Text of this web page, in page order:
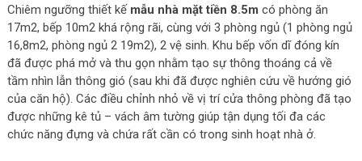
Chiêm ngưỡng thiết kế mẫu nhà mặt tiền 8.5m có phòng ăn
17m2, bếp 10m2 khá rộng rãi, cùng với 3 phòng ngủ (1 phòng ngủ
16,8m2, phòng ngủ 2 19m2), 2 vệ sinh. Khu bếp vốn dĩ đóng kín
đã được phá mở và thu gọn nhằm tạo sự thông thoáng cả về
tầm nhìn lẫn thông gió (sau khi đã được nghiên cứu về hướng gió
của căn hộ). Các điều chỉnh nhỏ về vị trí cửa thông phòng đã tạo
được những kê tủ – vách âm tường giúp tận dụng tối đa các
chức năng đựng và chứa rất cần có trong sinh hoạt nhà ở.